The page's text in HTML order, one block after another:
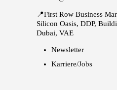
📍First Row Business
Silicon Oasis, DDP,
Dubai, VAE
Newsletter
Karriere/Jobs